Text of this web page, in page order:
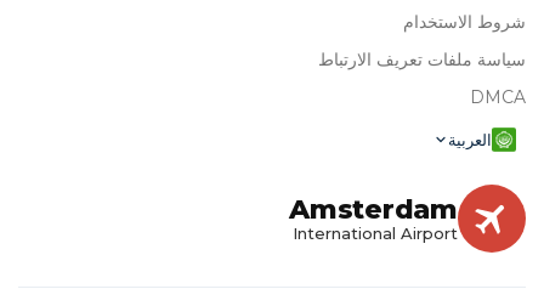
شروط الاستخدام
سياسة ملفات تعريف الارتباط
DMCA
العربية
Amsterdam
International Airport